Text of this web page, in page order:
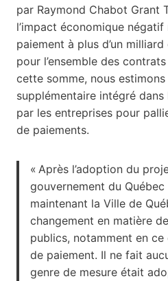
par Raymond Chabot Grant
l’impact économique
paiement à plus d’un
pour l’ensemble des
cette somme, nous
supplémentaire intégré
par les entreprises pour
de paiements.
« Après l’adoption du
gouvernement du
maintenant la Ville de
changement en matière
publics, notamment en
de paiement. Il ne fait
genre de mesure était